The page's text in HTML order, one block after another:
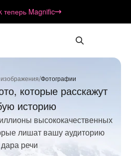
теперь Magnific
/Фотографии
которые расскажут
историю
высококачественных
лишат вашу аудиторию
дара речи